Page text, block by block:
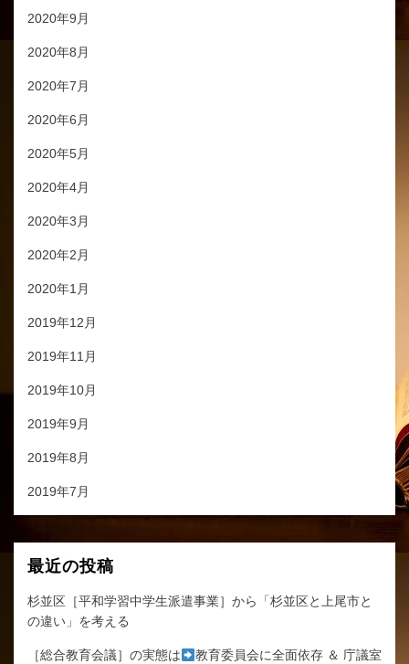
2020年9月
2020年8月
2020年7月
2020年6月
2020年5月
2020年4月
2020年3月
2020年2月
2020年1月
2019年12月
2019年11月
2019年10月
2019年9月
2019年8月
2019年7月
最近の投稿
杉並区［平和学習中学生派遣事業］から「杉並区と上尾市と
の違い」を考える
［総合教育会議］の実態は
教育委員会に全面依存 ＆ 庁議室